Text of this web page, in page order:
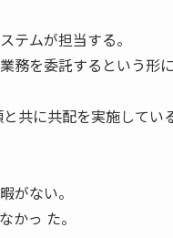
テムが担当する。
務を委託するという形
共に共配を実施してい
がない。
かっ た。